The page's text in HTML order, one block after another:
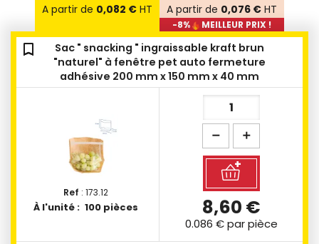
A partir de 0,082 € HT A partir de 0,076 € HT
-8% MEILLEUR PRIX !
bookmark_outline
Ref : 173.12
À l'unité : 100 pièces
Sac " snacking " ingraissable kraft brun
"naturel" à fenêtre pet auto fermeture
adhésive 200 mm x 150 mm x 40 mm
8,60 €
0.086 €par pièce
bookmark_outline
bookmark_outline